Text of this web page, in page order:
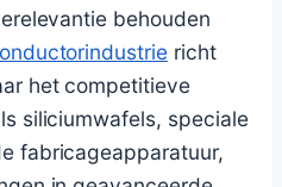
behouden
richt
het competitieve
siliciumwafels, speciale
fabricageapparatuur,